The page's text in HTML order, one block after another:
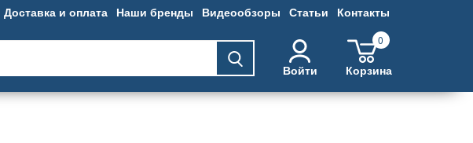
Доставка и оплата Наши бренды Видеообзоры Статьи Контакты
Войти
0
Корзина